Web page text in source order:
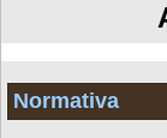
Normativa